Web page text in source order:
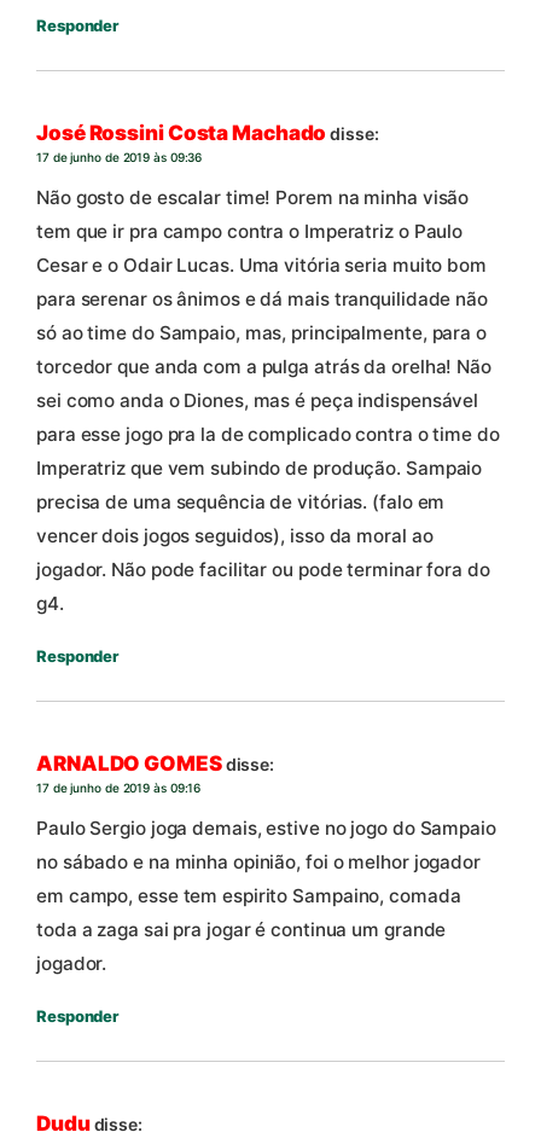
Responder
José Rossini Costa Machado disse:
17 de junho de 2019 às 09:36
Não gosto de escalar time! Porem na minha visão
tem que ir pra campo contra o Imperatriz o Paulo
Cesar e o Odair Lucas. Uma vitória seria muito bom
para serenar os ânimos e dá mais tranquilidade não
só ao time do Sampaio, mas, principalmente, para o
torcedor que anda com a pulga atrás da orelha! Não
sei como anda o Diones, mas é peça indispensável
para esse jogo pra la de complicado contra o time do
Imperatriz que vem subindo de produção. Sampaio
precisa de uma sequência de vitórias. (falo em
vencer dois jogos seguidos), isso da moral ao
jogador. Não pode facilitar ou pode terminar fora do
g4.
Responder
ARNALDO GOMESdisse:
17 de junho de 2019 às 09:16
Paulo Sergio joga demais, estive no jogo do Sampaio
no sábado e na minha opinião, foi o melhor jogador
em campo, esse tem espirito Sampaino, comada
toda a zaga sai pra jogar é continua um grande
jogador.
Responder
Dududisse: